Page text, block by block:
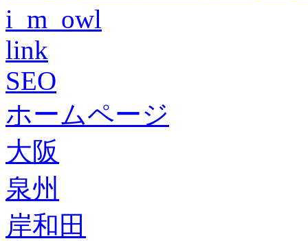
i_m_owl
link
SEO
ホームページ
大阪
泉州
岸和田